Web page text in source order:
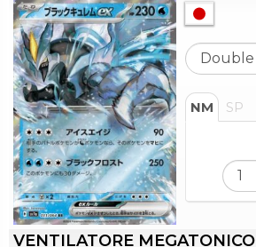
NM SP
VENTILATORE MEGATONICO